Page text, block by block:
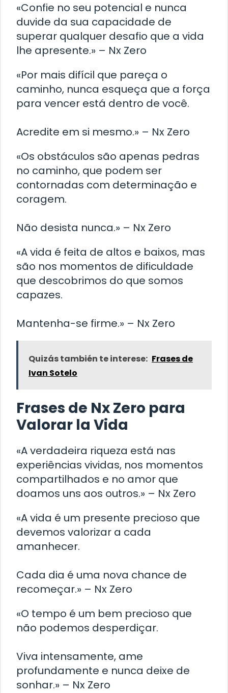
«Confie no seu potencial e nunca
duvide da sua capacidade de
superar qualquer desafio que a vida
lhe apresente.» – Nx Zero
«Por mais difícil que pareça o
caminho, nunca esqueça que a força
para vencer está dentro de você.
Acredite em si mesmo.» – Nx Zero
«Os obstáculos são apenas pedras
no caminho, que podem ser
contornadas com determinação e
coragem.
Não desista nunca.» – Nx Zero
«A vida é feita de altos e baixos, mas
são nos momentos de dificuldade
que descobrimos do que somos
capazes.
Mantenha-se firme.» – Nx Zero
Quizás también te interese: Frases de
Ivan Sotelo
Frases de Nx Zero para
Valorar la Vida
«A verdadeira riqueza está nas
experiências vividas, nos momentos
compartilhados e no amor que
doamos uns aos outros.» – Nx Zero
«A vida é um presente precioso que
devemos valorizar a cada
amanhecer.
Cada dia é uma nova chance de
recomeçar.» – Nx Zero
«O tempo é um bem precioso que
não podemos desperdiçar.
Viva intensamente, ame
profundamente e nunca deixe de
sonhar.» – Nx Zero